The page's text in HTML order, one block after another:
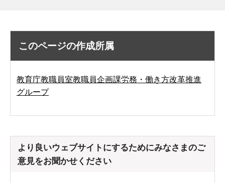
このページの作成所属
教育庁教職員室教職員企画課労務・働き方改革推進
グループ
より良いウェブサイトにするためにみなさまのご
意見をお聞かせください